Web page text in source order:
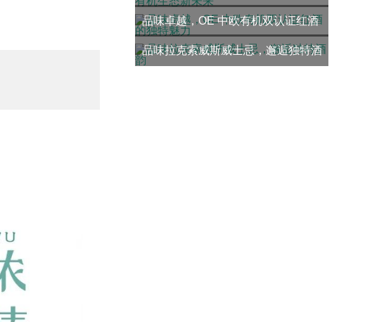
作伙伴”签约仪式，共筑大健康产业有
机生态新未来
品味卓越，OE 中欧有机双认证红酒
的独特魅力
品味拉克索威斯威士忌，邂逅独特酒